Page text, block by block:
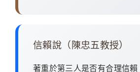
信賴說（陳忠五教授）
著重於第三人是否有合理信